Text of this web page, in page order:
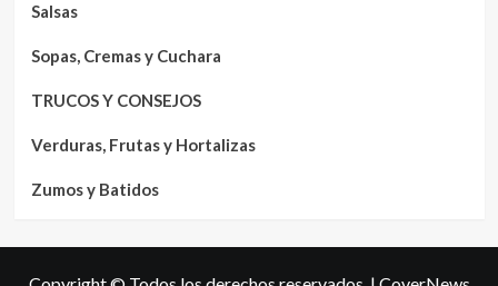
Salsas
Sopas, Cremas y Cuchara
TRUCOS Y CONSEJOS
Verduras, Frutas y Hortalizas
Zumos y Batidos